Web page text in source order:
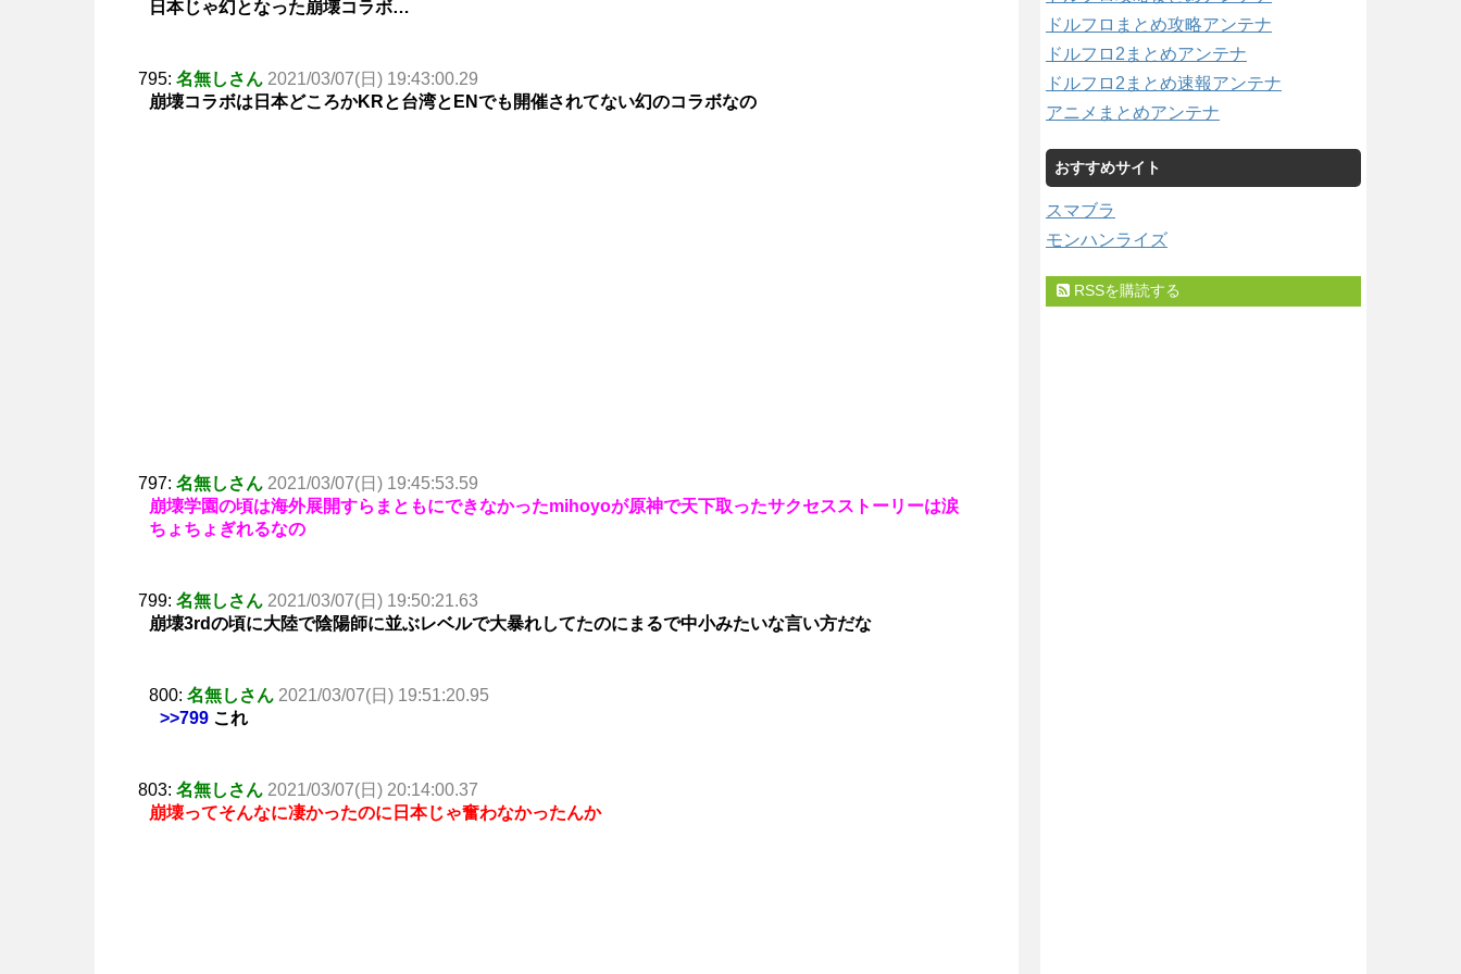
日本じゃ幻となった崩壊コラボ…
795: 名無しさん 2021/03/07(日) 19:43:00.29
崩壊コラボは日本どころかKRと台湾とENでも開催されてない幻のコラボなの
797: 名無しさん 2021/03/07(日) 19:45:53.59
崩壊学園の頃は海外展開すらまともにできなかったmihoyoが原神で天下取ったサクセスストーリーは涙
ちょちょぎれるなの
799: 名無しさん 2021/03/07(日) 19:50:21.63
崩壊3rdの頃に大陸で陰陽師に並ぶレベルで大暴れしてたのにまるで中小みたいな言い方だな
800: 名無しさん 2021/03/07(日) 19:51:20.95
>>799 これ
803: 名無しさん 2021/03/07(日) 20:14:00.37
崩壊ってそんなに凄かったのに日本じゃ奮わなかったんか
ドルフロまとめ攻略アンテナ
ドルフロ2まとめアンテナ
ドルフロ2まとめ速報アンテナ
アニメまとめアンテナ
おすすめサイト
スマブラ
モンハンライズ
RSSを購読する